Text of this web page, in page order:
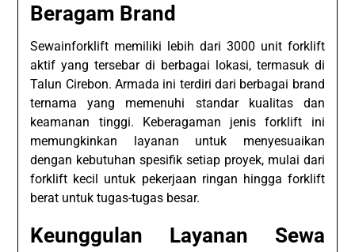
Beragam Brand
Sewainforklift memiliki lebih dari 3000 unit forklift
aktif yang tersebar di berbagai lokasi, termasuk di
Talun Cirebon. Armada ini terdiri dari berbagai brand
ternama yang memenuhi standar kualitas dan
keamanan tinggi. Keberagaman jenis forklift ini
memungkinkan layanan untuk menyesuaikan
dengan kebutuhan spesifik setiap proyek, mulai dari
forklift kecil untuk pekerjaan ringan hingga forklift
berat untuk tugas-tugas besar.
Keunggulan Layanan Sewa